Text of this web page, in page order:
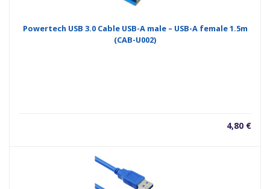
Powertech USB 3.0 Cable USB-A male – USB-A female 1.5m
(CAB-U002)
4,80 €